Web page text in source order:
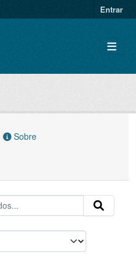
Entrar
Sobre